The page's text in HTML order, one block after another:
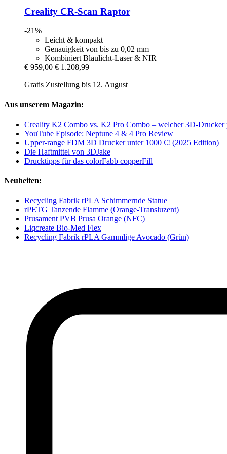
Creality CR-​Scan Raptor
-21%
Leicht & kompakt
Genauigkeit von bis zu 0,02 mm
Kombiniert Blaulicht-Laser & NIR
€ 959,00 € 1.208,99
Gratis Zustellung bis 12. August
Aus unserem Magazin:
Creality K2 Combo vs. K2 Pro Combo – welcher 3D-Drucker
YouTube Episode: Neptune 4 & 4 Pro Review
Upper-range FDM 3D Drucker unter 1000 €! (2025 Edition)
Die Haftmittel von 3DJake
Drucktipps für das colorFabb copperFill
Neuheiten:
Recycling Fabrik rPLA Schimmernde Statue
rPETG Tanzende Flamme (Orange-Transluzent)
Prusament PVB Prusa Orange (NFC)
Liqcreate Bio-Med Flex
Recycling Fabrik rPLA Gammlige Avocado (Grün)